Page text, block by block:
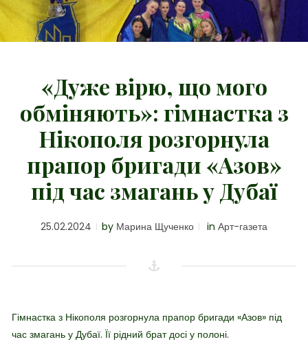
«Дуже вірю, що мого
обміняють»: гімнастка з
Нікополя розгорнула
прапор бригади «Азов»
під час змагань у Дубаї
25.02.2024 by Марина Щученко in Арт-газета
Гімнастка з Нікополя розгорнула прапор бригади «Азов» під
час змагань у Дубаї. Її рідний брат досі у полоні.